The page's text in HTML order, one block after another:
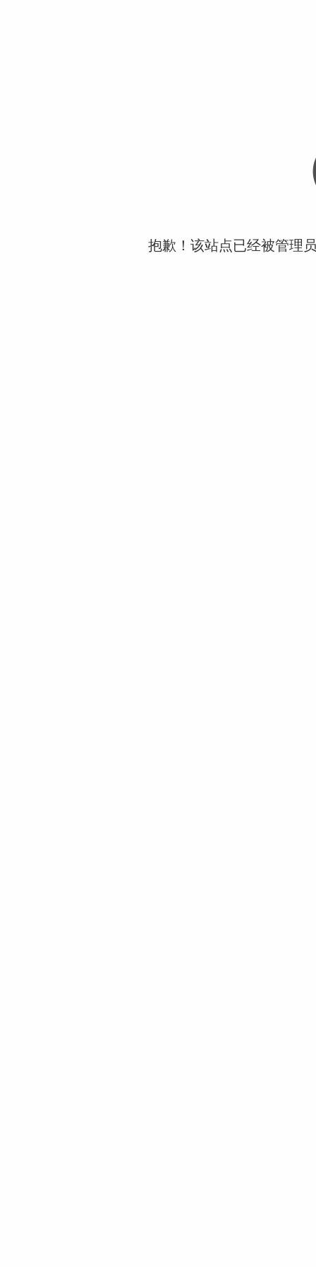
抱歉！该站点已经被管理